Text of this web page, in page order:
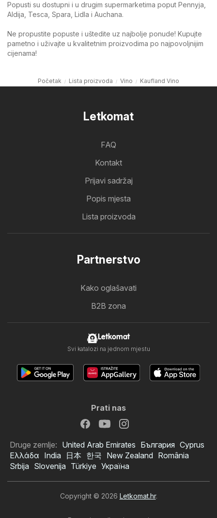
Popusti su dostupni i u drugim supermarketima poput Pennyja,
Aldija, Tesca, Spara, Lidla i Auchana.
Ne propustite popuste i uštedite uz najbolje ponude! Kupujte
pametno i uživajte u kvalitetnim proizvodima po najpovoljnijim
cijenama!
Početak Lista proizvoda Vino Kaufland Vino
Letkomat
FAQ
Kontakt
Prijavi sadržaj
Popis mjesta
Lista proizvoda
Partnerstvo
Kako oglašavati
B2B zona
Letkomat
Svi katalozi na jednom mjestu
Prati nas
Druge zemlje: United Arab Emirates България Cyprus
Ελλάδα India 日本 한국 New Zealand România
Srbija Slovenija Türkiye Україна
Copyright © 2026 Letkomat.hr.